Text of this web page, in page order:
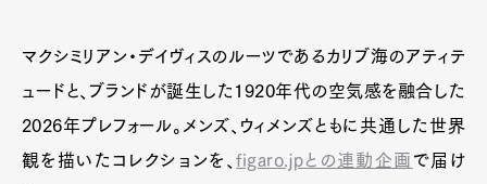
マクシミリアン・デイヴィスのルーツであるカリブ海のアティテ
ュードと、ブランドが誕生した1920年代の空気感を融合した
2026年プレフォール。メンズ、ウィメンズともに共通した世界
観を描いたコレクションを、figaro.jpとの連動企画 で届け